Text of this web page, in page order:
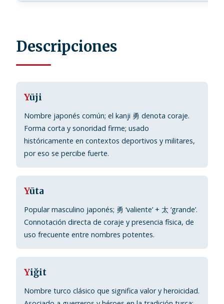
Descripciones
Yūji
Nombre japonés común; el kanji 勇 denota coraje.
Forma corta y sonoridad firme; usado
históricamente en contextos deportivos y militares,
por eso se percibe fuerte.
Yūta
Popular masculino japonés; 勇 ‘valiente’ + 太 ‘grande’.
Connotación directa de coraje y presencia física, de
uso frecuente entre nombres potentes.
Yiğit
Nombre turco clásico que significa valor y heroicidad.